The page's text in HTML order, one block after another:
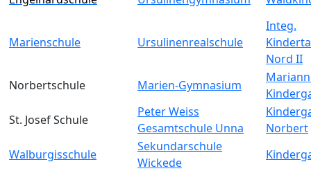
Marienschule Ursulinenrealschule
Integ.
Nord II
Norbertschule
Marien-Gymnasium
St. Josef Schule
Peter Weiss
Gesamtschule Unna
Norbert
Walburgisschule
Sekundarschule
Wickede